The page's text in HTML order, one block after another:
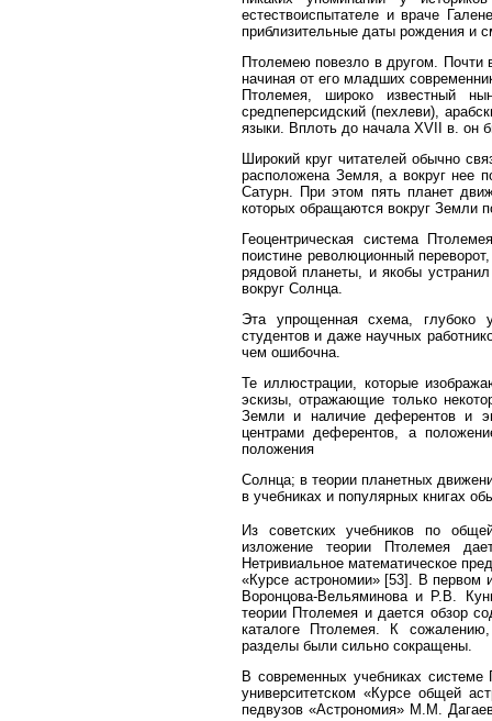
естествоиспытателе и враче
приблизительные даты рождения и
Птолемею повезло в другом. Почти
начиная от его младших
Птолемея, широко известный
средпеперсидский (пехлеви),
языки. Вплоть до начала XVII в. он
Широкий круг читателей обычно
расположена Земля, а вокруг нее
Сатурн. При этом пять планет
которых обращаются вокруг Земли
Геоцентрическая система
поистине революционный
рядовой планеты, и якобы
вокруг Солнца.
Эта упрощенная схема, глубоко
студентов и даже научных
чем ошибочна.
Те иллюстрации, которые
эскизы, отражающие только
Земли и наличие деферентов и
центрами деферентов, а
положения
Солнца; в теории планетных
в учебниках и популярных книгах
Из советских учебников по
изложение теории Птолемея
Нетривиальное математическое
«Курсе астрономии» [53]. В
Воронцова-Вельяминова и Р.В.
теории Птолемея и дается обзор
каталоге Птолемея. К
разделы были сильно сокращены.
В современных учебниках системе
университетском «Курсе общей
педвузов «Астрономия» М.М.